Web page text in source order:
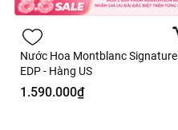
Nước Hoa Montblanc Signature
EDP - Hàng US
1.590.000₫